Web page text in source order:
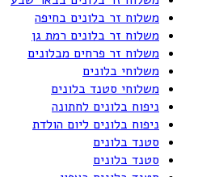
משלוח זר בלונים בחיפה
משלוח זר בלונים רמת גן
משלוח זר פרחים מבלונים
משלוחי בלונים
משלוחי סטנד בלונים
ניפוח בלונים לחתונה
ניפוח בלונים ליום הולדת
סטנד בלונים
סטנד בלונים